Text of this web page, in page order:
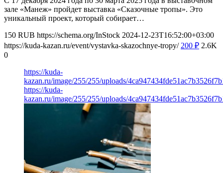
зале «Манеж» пройдет выставка «Сказочные тропы». Это
уникальный проект, который собирает…
150 RUB https://schema.org/InStock 2024-12-23T16:52:00+03:00
https://kuda-kazan.ru/event/vystavka-skazochnye-tropy/ 200 ₽ 2.6K
0
https://kuda-
kazan.ru/image/255/255/uploads/
https://kuda-
kazan.ru/image/255/255/uploads/